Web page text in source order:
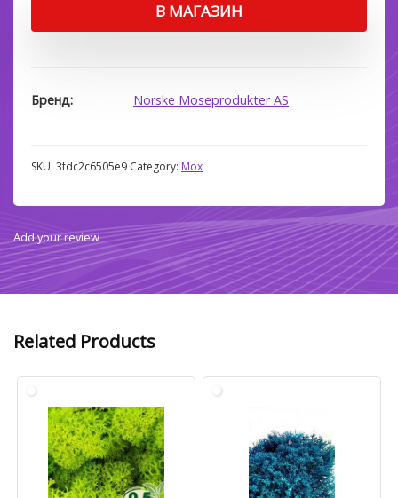
В МАГАЗИН
Бренд Norske Moseprodukter AS
SKU: 3fdc2c6505e9 Category: Мох
Add your review
Related Products